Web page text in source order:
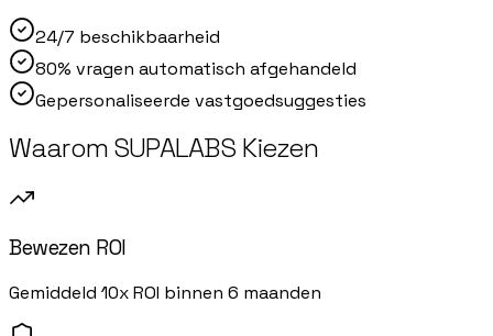
24/7 beschikbaarheid
80% vragen automatisch afgehandeld
Gepersonaliseerde vastgoedsuggesties
Waarom SUPALABS Kiezen
Bewezen ROI
Gemiddeld 10x ROI binnen 6 maanden